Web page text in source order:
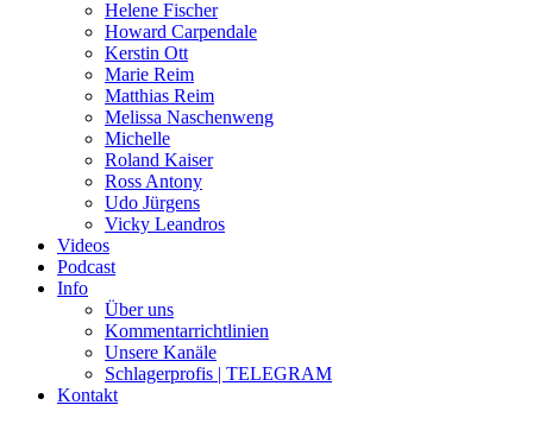
Helene Fischer
Howard Carpendale
Kerstin Ott
Marie Reim
Matthias Reim
Melissa Naschenweng
Michelle
Roland Kaiser
Ross Antony
Udo Jürgens
Vicky Leandros
Videos
Podcast
Info
Über uns
Kommentarrichtlinien
Unsere Kanäle
Schlagerprofis | TELEGRAM
Kontakt